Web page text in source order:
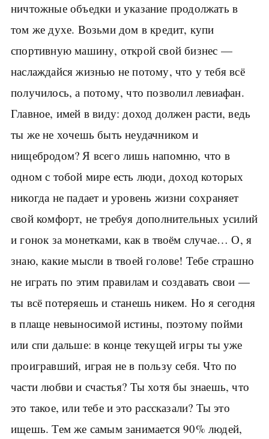
ничтожные объедки и указание продолжать в
том же духе. Возьми дом в кредит, купи
спортивную машину, открой свой бизнес —
наслаждайся жизнью не потому, что у тебя всё
получилось, а потому, что позволил левиафан.
Главное, имей в виду: доход должен расти, ведь
ты же не хочешь быть неудачником и
нищебродом? Я всего лишь напомню, что в
одном с тобой мире есть люди, доход которых
никогда не падает и уровень жизни сохраняет
свой комфорт, не требуя дополнительных усилий
и гонок за монетками, как в твоём случае… О, я
знаю, какие мысли в твоей голове! Тебе страшно
не играть по этим правилам и создавать свои —
ты всё потеряешь и станешь никем. Но я сегодня
в плаще невыносимой истины, поэтому пойми
или спи дальше: в конце текущей игры ты уже
проигравший, играя не в пользу себя. Что по
части любви и счастья? Ты хотя бы знаешь, что
это такое, или тебе и это рассказали? Ты это
ищешь. Тем же самым занимается 90% людей,